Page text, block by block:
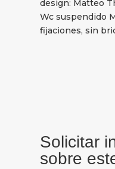
design: Matteo
Wc suspendido
fijaciones, sin
Solicitar
sobre